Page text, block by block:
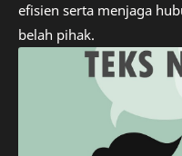
efisien serta menjaga
belah pihak.